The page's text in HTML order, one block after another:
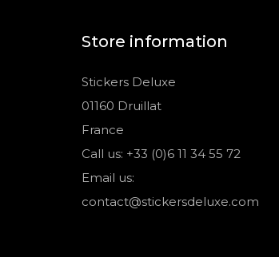
Store information
Stickers Deluxe
01160 Druillat
France
Call us: +33 (0)6 11 34 55 72
Email us:
contact@stickersdeluxe.com